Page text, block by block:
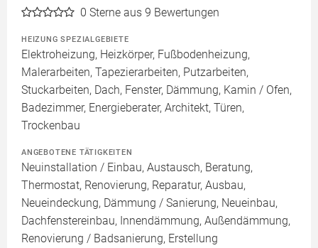
0 Sterne aus 9 Bewertungen
HEIZUNG SPEZIALGEBIETE
Elektroheizung, Heizkörper, Fußbodenheizung,
Malerarbeiten, Tapezierarbeiten, Putzarbeiten,
Stuckarbeiten, Dach, Fenster, Dämmung, Kamin / Ofen,
Badezimmer, Energieberater, Architekt, Türen,
Trockenbau
ANGEBOTENE TÄTIGKEITEN
Neuinstallation / Einbau, Austausch, Beratung,
Thermostat, Renovierung, Reparatur, Ausbau,
Neueindeckung, Dämmung / Sanierung, Neueinbau,
Dachfenstereinbau, Innendämmung, Außendämmung,
Renovierung / Badsanierung, Erstellung